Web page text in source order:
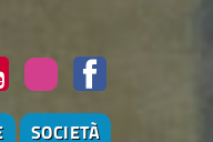
SOCIETÀ